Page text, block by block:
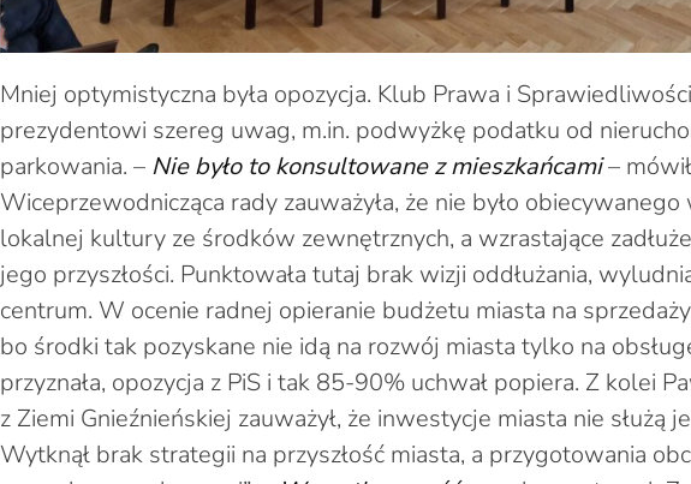
Mniej optymistyczna była opozycja. Klub Prawa i
prezydentowi szereg uwag, m.in. podwyżkę podatku od
parkowania. – Nie było to konsultowane z mieszkańcami–
Wiceprzewodnicząca rady zauważyła, że nie było
lokalnej kultury ze środków zewnętrznych, a wzrastające
jego przyszłości. Punktowała tutaj brak wizji oddłużania,
centrum. W ocenie radnej opieranie budżetu miasta na
bo środki tak pozyskane nie idą na rozwój miasta tylko na
przyznała, opozycja z PiS i tak 85-90% uchwał popiera. Z kolei
z Ziemi Gnieźnieńskiej zauważył, że inwestycje miasta nie służą
Wytknął brak strategii na przyszłość miasta, a przygotowania